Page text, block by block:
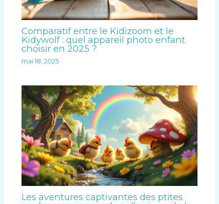
Comparatif entre le Kidizoom et le
Kidywolf : quel appareil photo enfant
choisir en 2025 ?
mai 18, 2025
Les aventures captivantes des ptites